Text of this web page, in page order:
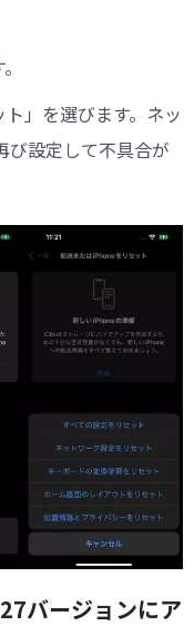
ト」を選びます。ネッ
び設定して不具合が
バージョンにア